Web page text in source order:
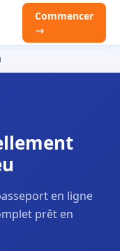
Commencer
→
en ligne
prêt en